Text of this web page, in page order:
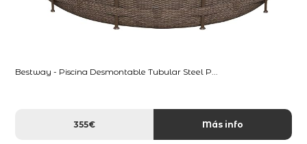
Bestway - Piscina Desmontable Tubular Steel P...
355€ Más info